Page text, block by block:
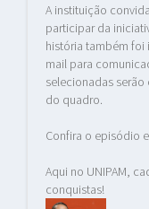
A instituição
participar da
história também foi
mail para
selecionadas
do quadro.
Confira o episódio
Aqui no UNIPAM,
conquistas!